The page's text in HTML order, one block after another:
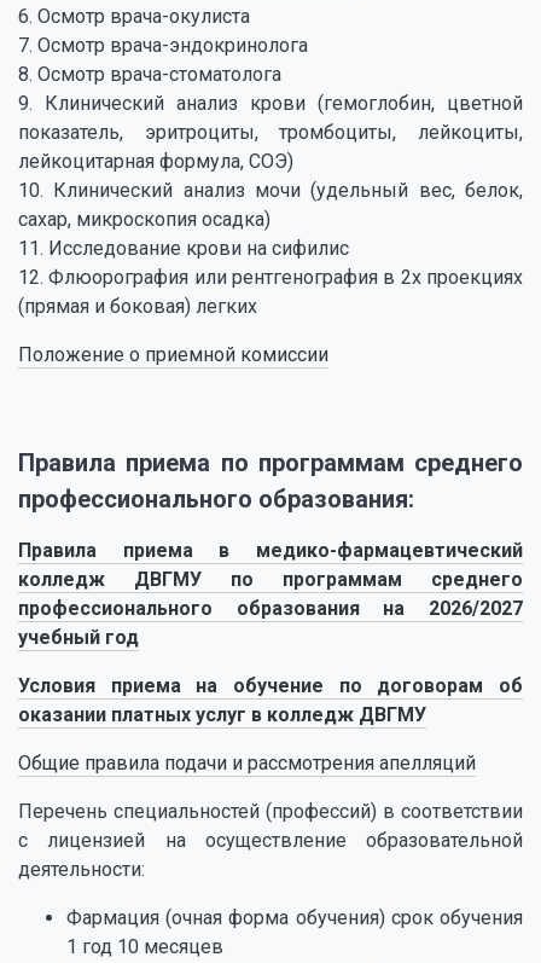
6. Осмотр врача-окулиста
7. Осмотр врача-эндокринолога
8. Осмотр врача-стоматолога
9. Клинический анализ крови (гемоглобин, цветной
показатель, эритроциты, тромбоциты, лейкоциты,
лейкоцитарная формула, СОЭ)
10. Клинический анализ мочи (удельный вес, белок,
сахар, микроскопия осадка)
11. Исследование крови на сифилис
12. Флюорография или рентгенография в 2х проекциях
(прямая и боковая) легких
Положение о приемной комиссии
Правила приема по программам среднего
профессионального образования:
Правила приема в медико-фармацевтический
колледж ДВГМУ по программам среднего
профессионального образования на 2026/2027
учебный год
Условия приема на обучение по договорам об
оказании платных услуг в колледж ДВГМУ
Общие правила подачи и рассмотрения апелляций
Перечень специальностей (профессий) в соответствии
с лицензией на осуществление образовательной
деятельности:
Фармация (очная форма обучения) срок обучения
1 год 10 месяцев